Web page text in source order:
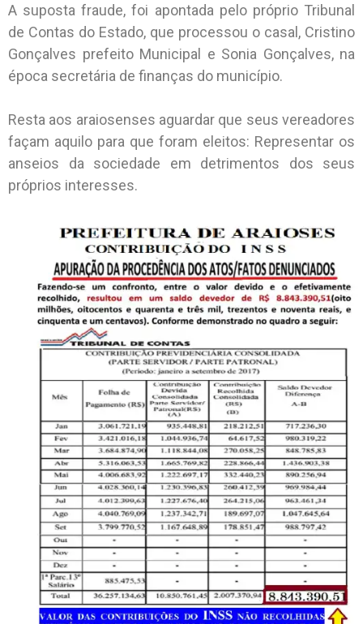
A suposta fraude, foi apontada pelo próprio Tribunal
de Contas do Estado, que processou o casal, Cristino
Gonçalves prefeito Municipal e Sonia Gonçalves, na
época secretária de finanças do município.
Resta aos araiosenses aguardar que seus vereadores
façam aquilo para que foram eleitos: Representar os
anseios da sociedade em detrimentos dos seus
próprios interesses.